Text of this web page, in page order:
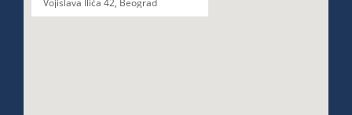
Vojislava Ilića 42, Beograd